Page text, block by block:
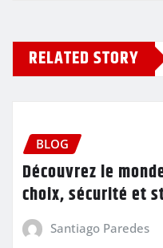
RELATED STORY
BLOG
Découvrez le
choix, sécurité et
Santiago Paredes